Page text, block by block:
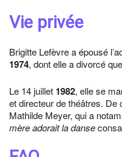
Vie privée
Brigitte Lefèvre a épousé
1974, dont elle a divorcé
Le 14 juillet 1982, elle se
et directeur de théâtres. De
Mathilde Meyer, qui a
mère adorait la danse